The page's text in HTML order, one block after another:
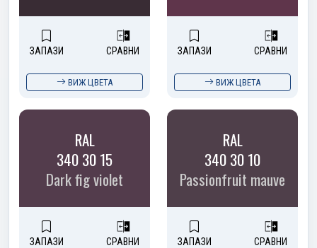
ЗАПАЗИ СРАВНИ
ВИЖ ЦВЕТА
ЗАПАЗИ СРАВНИ
ВИЖ ЦВЕТА
RAL
340 30 15
Dark fig violet
ЗАПАЗИ СРАВНИ
RAL
340 30 10
Passionfruit mauve
ЗАПАЗИ СРАВНИ